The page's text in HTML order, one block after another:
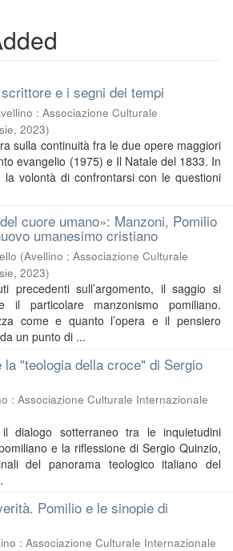
e i segni dei tempi
: Associazione Culturale
, 2023)
sulla continuità fra le due opere maggiori
evangelio (1975) e Il Natale del 1833. In
volontà di confrontarsi con le questioni
cuore umano»: Manzoni, Pomilio
umanesimo cristiano
(Avellino : Associazione Culturale
, 2023)
precedenti sull’argomento, il saggio si
il particolare manzonismo pomiliano.
come e quanto l’opera e il pensiero
un punto di ...
la "teologia della croce" di Sergio
: Associazione Culturale Internazionale
il dialogo sotterraneo tra le inquietudini
e la riflessione di Sergio Quinzio,
del panorama teologico italiano del
Pomilio e le sinopie di
: Associazione Culturale Internazionale